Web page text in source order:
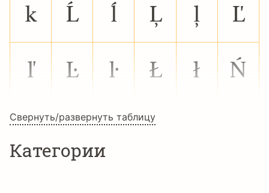
ĸ Ĺ ĺ Ļ ļ Ľ
ľ Ŀ ŀ Ł ł Ń
ń Ņ ņ Ň
Свернуть/развернуть таблицу
Категории